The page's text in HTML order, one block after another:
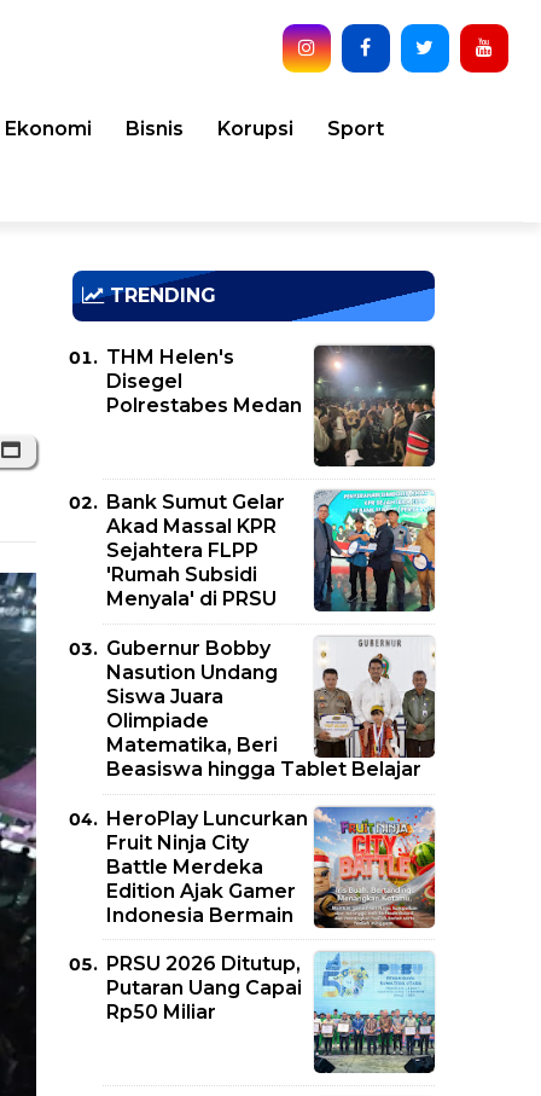
Ekonomi Bisnis Korupsi Sport
TRENDING
THM Helen's
Disegel
Polrestabes Medan
Bank Sumut Gelar
Akad Massal KPR
Sejahtera FLPP
'Rumah Subsidi
Menyala' di PRSU
Gubernur Bobby
Nasution Undang
Siswa Juara
Olimpiade
Matematika, Beri
Beasiswa hingga Tablet Belajar
HeroPlay Luncurkan
Fruit Ninja City
Battle Merdeka
Edition Ajak Gamer
Indonesia Bermain
PRSU 2026 Ditutup,
Putaran Uang Capai
Rp50 Miliar